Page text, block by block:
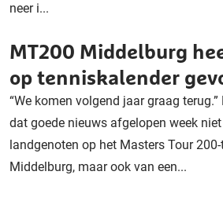
neer i...
MT200 Middelburg
op tenniskalender
“We komen volgend jaar graag
dat goede nieuws afgelopen week
landgenoten op het Masters Tour
Middelburg, maar ook van een...